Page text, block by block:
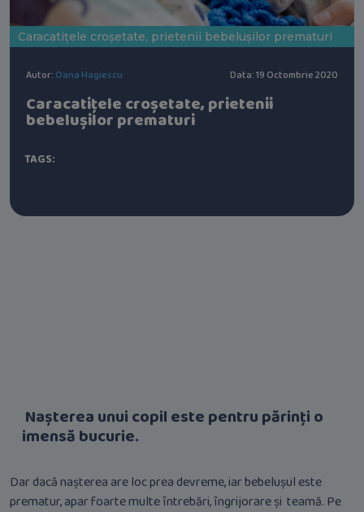
Caracatițele croșetate, prietenii bebelușilor prematuri
Autor: Oana Hagiescu Data: 19 Octombrie 2020
Caracatițele croșetate, prietenii
bebelușilor prematuri
TAGS:
Nașterea unui copil este pentru părinți o
imensă bucurie.
Dar dacă nașterea are loc prea devreme, iar bebelușul este
prematur, apar foarte multe întrebări, îngrijorare și teamă. Pe